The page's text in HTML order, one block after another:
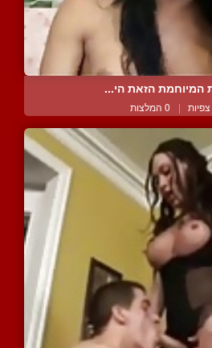
המיוחמת הזאת הי...
| 0 המלצות